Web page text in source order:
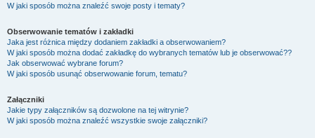
W jaki sposób można znaleźć swoje posty i tematy?
Obserwowanie tematów i zakładki
Jaka jest różnica między dodaniem zakładki a obserwowaniem?
W jaki sposób można dodać zakładkę do wybranych tematów lub je obserwować??
Jak obserwować wybrane forum?
W jaki sposób usunąć obserwowanie forum, tematu?
Załączniki
Jakie typy załączników są dozwolone na tej witrynie?
W jaki sposób można znaleźć wszystkie swoje załączniki?